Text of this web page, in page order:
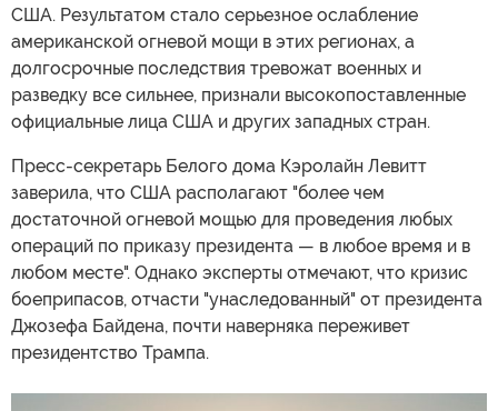
США. Результатом стало серьезное ослабление
американской огневой мощи в этих регионах, а
долгосрочные последствия тревожат военных и
разведку все сильнее, признали высокопоставленные
официальные лица США и других западных стран.
Пресс-секретарь Белого дома Кэролайн Левитт
заверила, что США располагают "более чем
достаточной огневой мощью для проведения любых
операций по приказу президента — в любое время и в
любом месте". Однако эксперты отмечают, что кризис
боеприпасов, отчасти "унаследованный" от президента
Джозефа Байдена, почти наверняка переживет
президентство Трампа.